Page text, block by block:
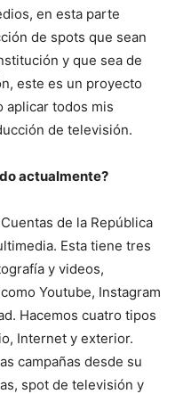
en esta parte
de spots que sean
y que sea de
este es un proyecto
aplicar todos mis
de televisión.
actualmente?
de la República
Esta tiene tres
y videos,
Youtube, Instagram
Hacemos cuatro tipos
Internet y exterior.
campañas desde su
spot de televisión y